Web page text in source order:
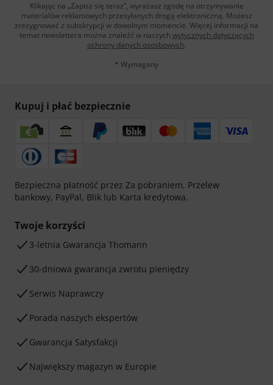
Klikając na „Zapisz się teraz”, wyrażasz zgodę na otrzymywanie
materialów reklamowych przesyłanych drogą elektroniczną. Możesz
zrezygnować z subskrypcji w dowolnym momencie. Więcej informacji na
temat newslettera można znaleźć w naszych wytycznych dotyczących
ochrony danych ososbowych.
* Wymagany
Kupuj i płać bezpiecznie
Bezpieczna płatność przez Za pobraniem, Przelew
bankowy, PayPal, Blik lub Karta kredytowa.
Twoje korzyści
3-letnia Gwarancja Thomann
30-dniowa gwarancja zwrotu pieniędzy
Serwis Naprawczy
Porada naszych ekspertów
Gwarancja Satysfakcji
Największy magazyn w Europie